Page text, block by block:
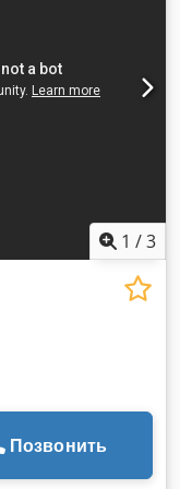
1 /3
Позвонить